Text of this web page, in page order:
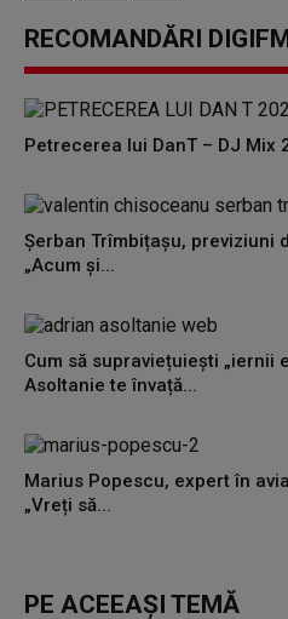
RECOMANDĂRI
Petrecerea lui DanT – DJ Mix
Șerban Trîmbițașu, previziuni
„Acum și...
Cum să supraviețuiești „iernii
Asoltanie te învață...
Marius Popescu, expert în
„Vreți să...
PE ACEEAȘI TEMĂ